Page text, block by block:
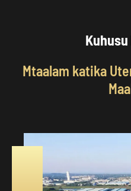
Mtaalam katika